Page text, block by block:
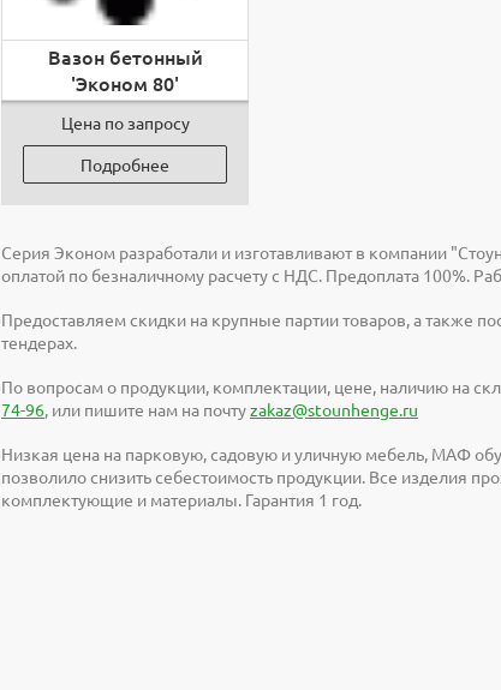
Вазон бетонный
'Эконом 80'
Цена по запросу
Подробнее
Серия Эконом разработали и изготавливают в компании
оплатой по безналичному расчету с НДС. Предоплата 100%.
Предоставляем скидки на крупные партии товаров, а также
тендерах.
По вопросам о продукции, комплектации, цене, наличию на
74-96, или пишите нам на почтуzakaz@stounhenge.ru
Низкая цена на парковую, садовую и уличную мебель, МАФ
позволило снизить себестоимость продукции. Все изделия
комплектующие и материалы. Гарантия 1 год.